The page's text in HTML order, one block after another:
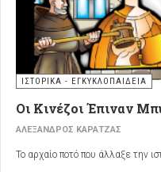
ΙΣΤΟΡΙΚΑ - ΕΓΚΥΚΛΟΠΑΙΔΕΙΑ
Οι Κινέζοι Έπιναν
ΑΛΈΞΑΝΔΡΟΣ ΚΑΡΑΤΖΆΣ
Το αρχαίο ποτό που άλλαξε την